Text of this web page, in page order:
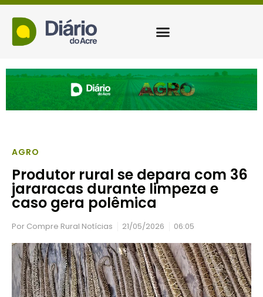
AGRO
Produtor rural se depara com 36
jararacas durante limpeza e
caso gera polêmica
Por Compre Rural Notícias 21/05/2026 06:05